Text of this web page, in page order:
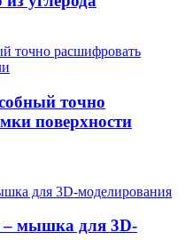
точно
поверхности
– мышка для 3D-